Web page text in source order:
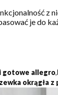
z
je do
gotowe allegro,
okrągła z